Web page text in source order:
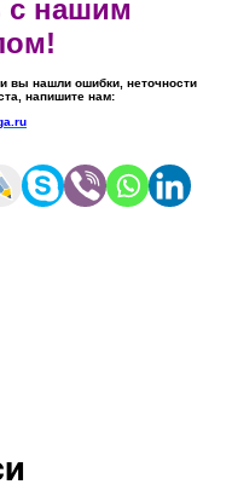
с нашим
вы нашли ошибки, неточности
напишите нам: